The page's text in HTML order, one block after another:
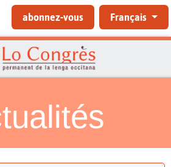
abonnez-vous Français